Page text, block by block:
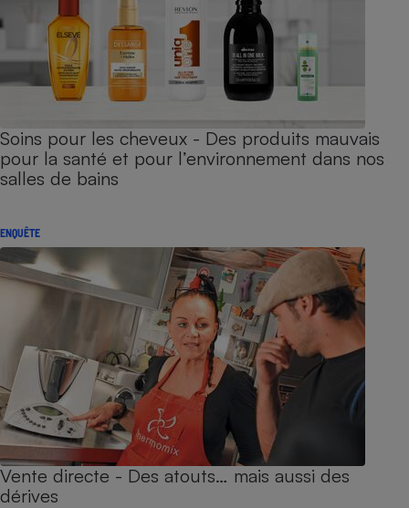
Soins pour les cheveux - Des produits mauvais
pour la santé et pour l’environnement dans nos
salles de bains
ENQUÊTE
Vente directe - Des atouts… mais aussi des
dérives